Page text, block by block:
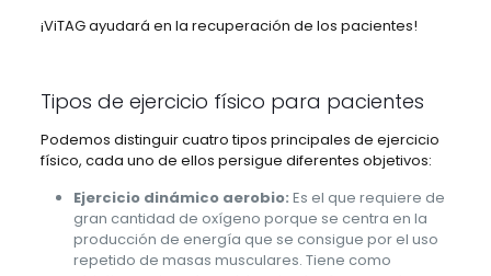
¡ViTAG ayudará en la recuperación de los pacientes!
Tipos de ejercicio físico para pacientes
Podemos distinguir cuatro tipos principales de ejercicio
físico, cada uno de ellos persigue diferentes objetivos:
Ejercicio dinámico aerobio: Es el que requiere de
gran cantidad de oxígeno porque se centra en la
producción de energía que se consigue por el uso
repetido de masas musculares. Tiene como